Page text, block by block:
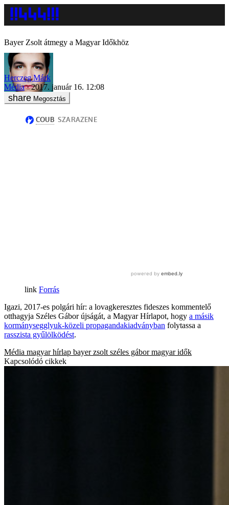
Bayer Zsolt átmegy a Magyar Időkhöz
Herczeg Márk
Média
2017. január 16. 12:08
Megosztás
Forrás
Igazi, 2017-es polgári hír: a lovagkeresztes fideszes kommentelő
otthagyja Széles Gábor újságát, a Magyar Hírlapot, hogy a másik
kormánysegglyuk-közeli propagandakiadványban folytassa a
rasszista gyűlölködést.
Média magyar hírlap bayer zsolt széles gábor magyar idők
Kapcsolódó cikkek